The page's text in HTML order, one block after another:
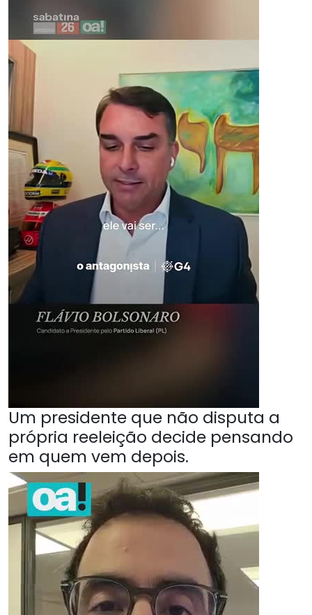
Um presidente que não disputa a
própria reeleição decide pensando
em quem vem depois.